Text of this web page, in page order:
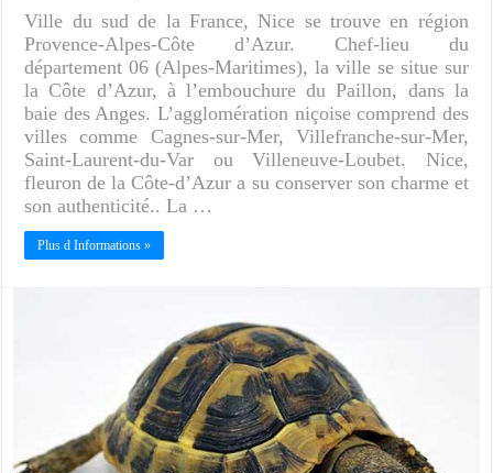
Ville du sud de la France, Nice se trouve en région
Provence-Alpes-Côte d’Azur. Chef-lieu du
département 06 (Alpes-Maritimes), la ville se situe sur
la Côte d’Azur, à l’embouchure du Paillon, dans la
baie des Anges. L’agglomération niçoise comprend des
villes comme Cagnes-sur-Mer, Villefranche-sur-Mer,
Saint-Laurent-du-Var ou Villeneuve-Loubet. Nice,
fleuron de la Côte-d’Azur a su conserver son charme et
son authenticité.. La …
Plus d Informations »